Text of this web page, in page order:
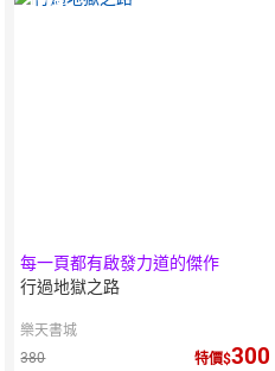
每一頁都有啟發力道的傑作
行過地獄之路
樂天書城
380
特價 300